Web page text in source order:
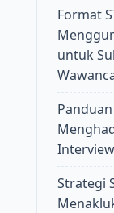
Format
untuk
Strategi